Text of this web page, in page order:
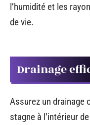
l’humidité et les
de vie.
Drainage
Assurez un drainage
stagne à l’intérieur